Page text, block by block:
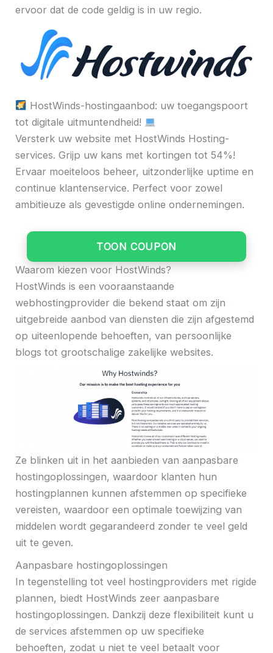
ervoor dat de code geldig is in uw regio.
HostWinds-hostingaanbod: uw toegangspoort
tot digitale uitmuntendheid!
Versterk uw website met HostWinds Hosting-
services. Grijp uw kans met kortingen tot 54%!
Ervaar moeiteloos beheer, uitzonderlijke uptime en
continue klantenservice. Perfect voor zowel
ambitieuze als gevestigde online ondernemingen.
TOON COUPON
Waarom kiezen voor HostWinds?
HostWinds is een vooraanstaande
webhostingprovider die bekend staat om zijn
uitgebreide aanbod van diensten die zijn afgestemd
op uiteenlopende behoeften, van persoonlijke
blogs tot grootschalige zakelijke websites.
Ze blinken uit in het aanbieden van aanpasbare
hostingoplossingen, waardoor klanten hun
hostingplannen kunnen afstemmen op specifieke
vereisten, waardoor een optimale toewijzing van
middelen wordt gegarandeerd zonder te veel geld
uit te geven.
Aanpasbare hostingoplossingen
In tegenstelling tot veel hostingproviders met rigide
plannen, biedt HostWinds zeer aanpasbare
hostingoplossingen. Dankzij deze flexibiliteit kunt u
de services afstemmen op uw specifieke
behoeften, zodat u niet te veel betaalt voor